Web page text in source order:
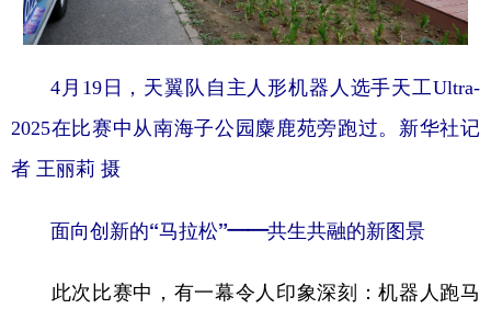
4月19日，天翼队自主人形机器人选手天工Ultra-
2025在比赛中从南海子公园麋鹿苑旁跑过。新华社记
者 王丽莉 摄
面向创新的“马拉松”——共生共融的新图景
此次比赛中，有一幕令人印象深刻：机器人跑马